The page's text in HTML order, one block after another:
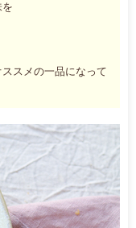
スメの一品になって